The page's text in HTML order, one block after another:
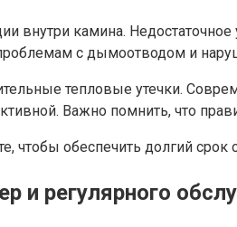
внутри камина.
с дымоотводом и
тепловые утечки.
Важно помнить, что
чтобы обеспечить долгий
и регулярного